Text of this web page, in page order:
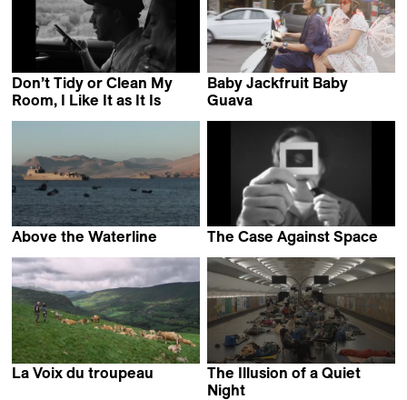
Don’t Tidy or Clean My
Room, I Like It as It Is
Baby Jackfruit Baby
Guava
Above the Waterline
The Case Against Space
La Voix du troupeau
The Illusion of a Quiet
Night